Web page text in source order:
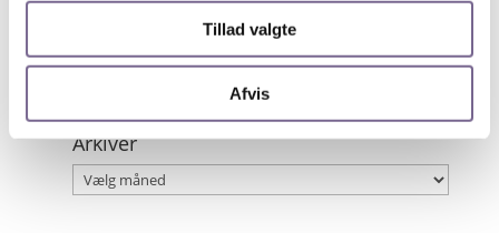
Tillad valgte
Afvis
Simone Nilsson fra Kristeligt Dagblad vinder
19. maj 2026
Arkiver
Arkiver